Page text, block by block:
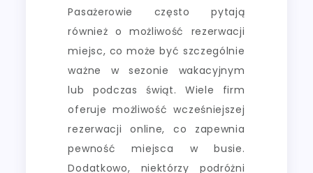
Pasażerowie często pytają
również o możliwość rezerwacji
miejsc, co może być szczególnie
ważne w sezonie wakacyjnym
lub podczas świąt. Wiele firm
oferuje możliwość wcześniejszej
rezerwacji online, co zapewnia
pewność miejsca w busie.
Dodatkowo, niektórzy podróżni